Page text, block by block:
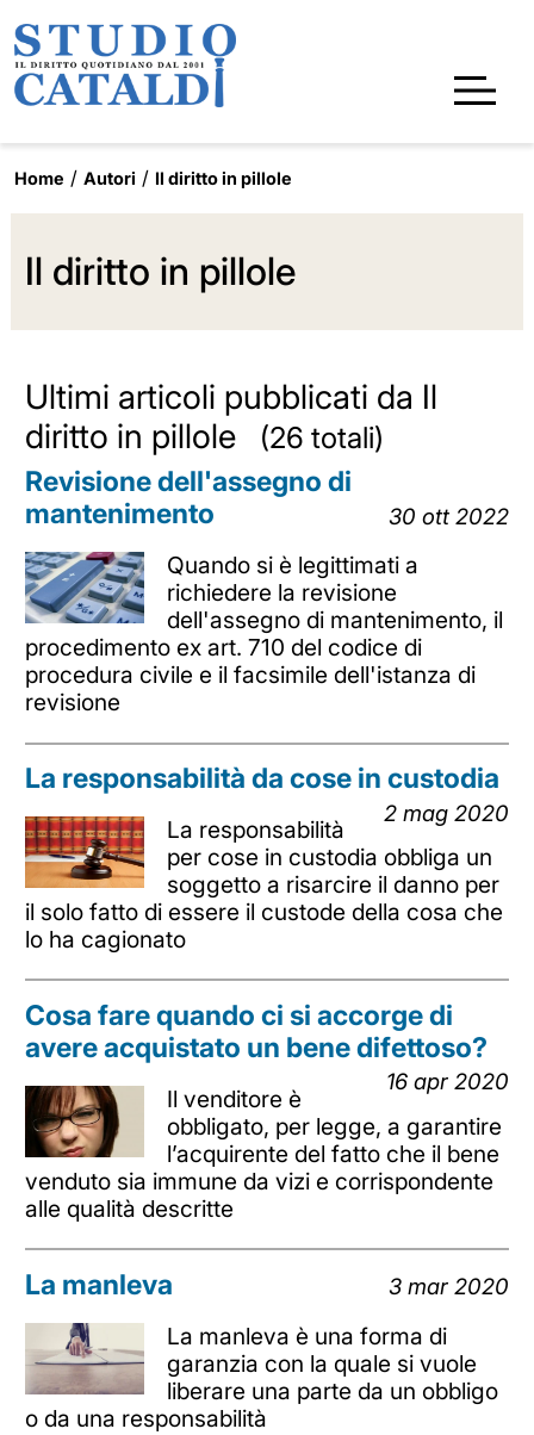
Home Autori Il diritto in pillole
Il diritto in pillole
Ultimi articoli pubblicati da Il
diritto in pillole
(26 totali)
Revisione dell'assegno di
mantenimento
30 ott 2022
Quando si è legittimati a
richiedere la revisione
dell'assegno di mantenimento, il
procedimento ex art. 710 del codice di
procedura civile e il facsimile dell'istanza di
revisione
La responsabilità da cose in custodia
2 mag 2020
La responsabilità
per cose in custodia obbliga un
soggetto a risarcire il danno per
il solo fatto di essere il custode della cosa che
lo ha cagionato
Cosa fare quando ci si accorge di
avere acquistato un bene difettoso?
16 apr 2020
Il venditore è
obbligato, per legge, a garantire
l’acquirente del fatto che il bene
venduto sia immune da vizi e corrispondente
alle qualità descritte
La manleva 3 mar 2020
La manleva è una forma di
garanzia con la quale si vuole
liberare una parte da un obbligo
o da una responsabilità